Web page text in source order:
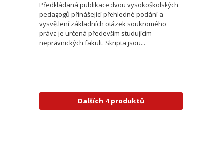
Předkládaná publikace dvou vysokoškolských
pedagogů přinášející přehledné podání a
vysvětlení základních otázek soukromého
práva je určená především studujícím
neprávnických fakult. Skripta jsou...
Dalších 4 produktů